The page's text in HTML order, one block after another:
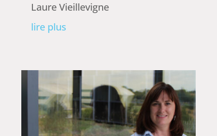
Laure Vieillevigne
lire plus